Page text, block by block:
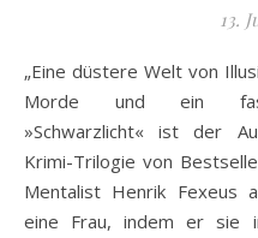
13.
„Eine düstere Welt von Illusion und Täuschung, rätselhafte
Morde und ein
»Schwarzlicht« ist der
Krimi-Trilogie von
Mentalist Henrik Fexeus
eine Frau, indem er sie